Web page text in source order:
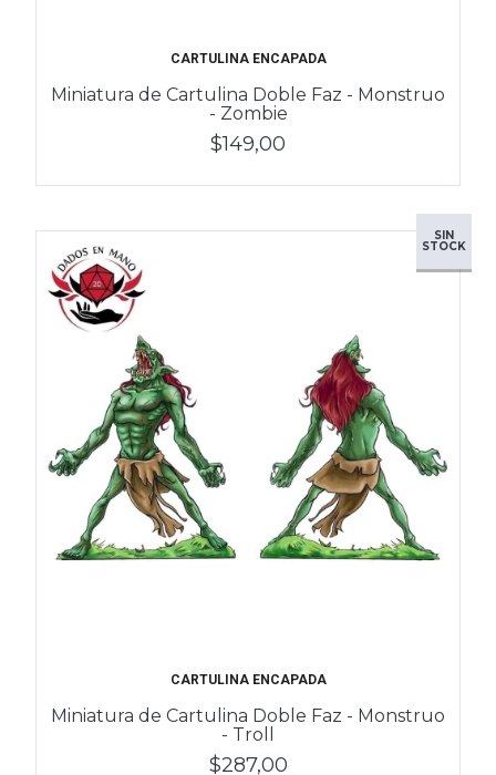
CARTULINA ENCAPADA
Miniatura de Cartulina Doble Faz - Monstruo
- Zombie
$149,00
SIN
STOCK
CARTULINA ENCAPADA
Miniatura de Cartulina Doble Faz - Monstruo
- Troll
$287,00